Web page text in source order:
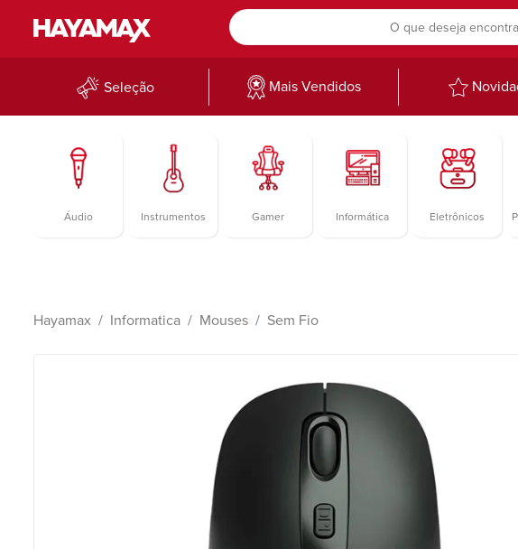
Seleção Mais Vendidos
Áudio Instrumentos Gamer Informática Eletrônicos
Hayamax Informatica Mouses Sem Fio